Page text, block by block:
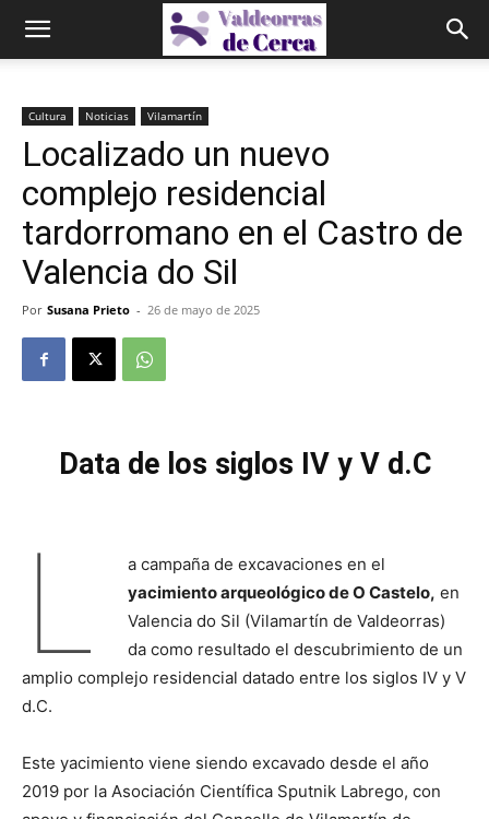
Cultura Noticias Vilamartín
Localizado un nuevo
complejo residencial
tardorromano en el Castro de
Valencia do Sil
Por Susana Prieto - 26 de mayo de 2025
Data de los siglos IV y V d.C
L
a campaña de excavaciones en el
yacimiento arqueológico de O Castelo, en
Valencia do Sil (Vilamartín de Valdeorras)
da como resultado el descubrimiento de un
amplio complejo residencial datado entre los siglos IV y V
d.C.
Este yacimiento viene siendo excavado desde el año
2019 por la Asociación Científica Sputnik Labrego, con